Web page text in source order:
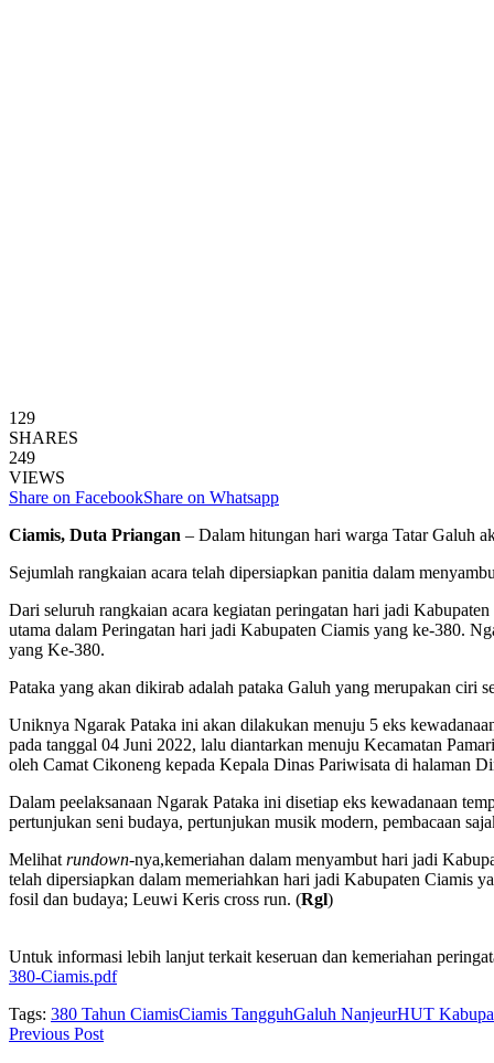
129
SHARES
249
VIEWS
Share on FacebookShare on Whatsapp
Ciamis, Duta Priangan – Dalam hitungan hari warga Tatar Galuh
Sejumlah rangkaian acara telah dipersiapkan panitia dalam
Dari seluruh rangkaian acara kegiatan peringatan hari jadi
utama dalam Peringatan hari jadi Kabupaten Ciamis yang ke-380.
yang Ke-380.
Pataka yang akan dikirab adalah pataka Galuh yang merupakan ciri
Uniknya Ngarak Pataka ini akan dilakukan menuju 5 eks
pada tanggal 04 Juni 2022, lalu diantarkan menuju Kecamatan
oleh Camat Cikoneng kepada Kepala Dinas Pariwisata di halaman
Dalam peelaksanaan Ngarak Pataka ini disetiap eks kewadanaan
pertunjukan seni budaya, pertunjukan musik modern, pembacaan
Melihat rundown-nya,kemeriahan dalam menyambut hari jadi
telah dipersiapkan dalam memeriahkan hari jadi Kabupaten Ciamis
fosil dan budaya; Leuwi Keris cross run. (Rgl)
Untuk informasi lebih lanjut terkait keseruan dan kemeriahan
380-Ciamis.pdf
Tags: 380 Tahun CiamisCiamis TangguhGaluh NanjeurHUT
Previous Post